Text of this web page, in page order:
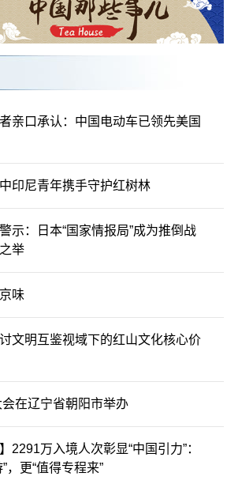
亲口承认：中国电动车已领先美国
印尼青年携手守护红树林
示：日本“国家情报局”成为推倒战
举
味
文明互鉴视域下的红山文化核心价
在辽宁省朝阳市举办
2291万入境人次彰显“中国引力”：
，更“值得专程来”